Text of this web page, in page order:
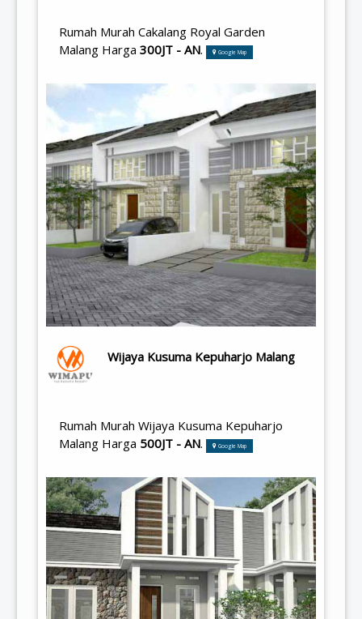
Rumah Murah Cakalang Royal Garden
Malang Harga 300JT - AN. Google Map
Wijaya Kusuma Kepuharjo Malang
Rumah Murah Wijaya Kusuma Kepuharjo
Malang Harga 500JT - AN. Google Map